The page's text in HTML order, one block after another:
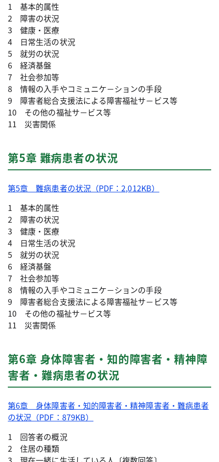
1 基本的属性
2 障害の状況
3 健康・医療
4 日常生活の状況
5 就労の状況
6 経済基盤
7 社会参加等
8 情報の入手やコミュニケ－ションの手段
9 障害者総合支援法による障害福祉サ－ビス等
10 その他の福祉サ－ビス等
11 災害関係
第5章 難病患者の状況
第5章 難病患者の状況（PDF：2,012KB）
1 基本的属性
2 障害の状況
3 健康・医療
4 日常生活の状況
5 就労の状況
6 経済基盤
7 社会参加等
8 情報の入手やコミュニケ－ションの手段
9 障害者総合支援法による障害福祉サ－ビス等
10 その他の福祉サ－ビス等
11 災害関係
第6章 身体障害者・知的障害者・精神障
害者・難病患者の状況
第6章 身体障害者・知的障害者・精神障害者・難病患者
の状況（PDF：879KB）
1 回答者の概況
2 住居の種類